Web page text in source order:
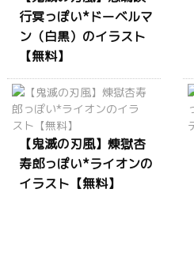
行冥っぽい*ドーベルマ
ン（白黒）のイラスト
【無料】
【鬼滅の刃風】煉獄杏
寿郎っぽい*ライオンの
イラスト【無料】